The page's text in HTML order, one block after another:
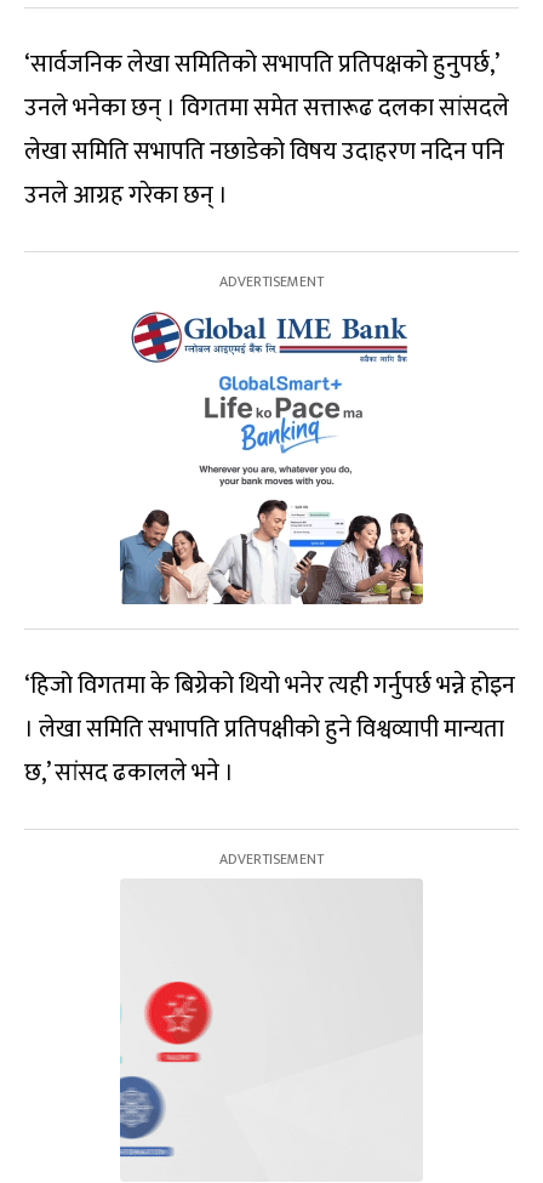
‘सार्वजनिक लेखा समितिको सभापति प्रतिपक्षको हुनुपर्छ,’
उनले भनेका छन् । विगतमा समेत सत्तारूढ दलका सांसदले
लेखा समिति सभापति नछाडेको विषय उदाहरण नदिन पनि
उनले आग्रह गरेका छन् ।
‘हिजो विगतमा के बिग्रेको थियो भनेर त्यही गर्नुपर्छ भन्ने होइन
। लेखा समिति सभापति प्रतिपक्षीको हुने विश्वव्यापी मान्यता
छ,’ सांसद ढकालले भने ।